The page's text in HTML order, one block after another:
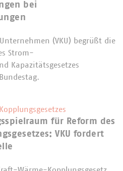
bei
(VKU) begrüßt die
Strom-
Kapazitätsgesetzes
für Reform des
VKU fordert